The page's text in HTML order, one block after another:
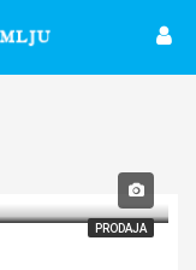
PRODAJA